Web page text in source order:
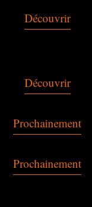
Découvrir
Découvrir
Prochainement
Prochainement